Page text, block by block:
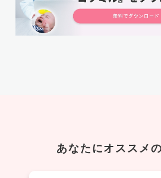
あなたにオススメ